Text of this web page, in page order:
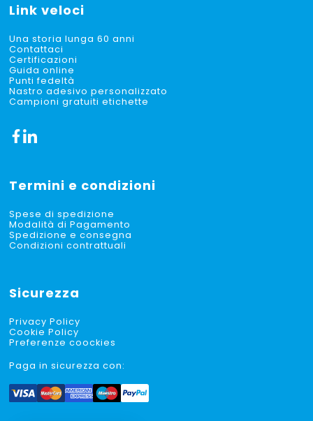
Link veloci
Una storia lunga 60 anni
Contattaci
Certificazioni
Guida online
Punti fedeltà
Nastro adesivo personalizzato
Campioni gratuiti etichette
Termini e condizioni
Spese di spedizione
Modalità di Pagamento
Spedizione e consegna
Condizioni contrattuali
Sicurezza
Privacy Policy
Cookie Policy
Preferenze coockies
Paga in sicurezza con: